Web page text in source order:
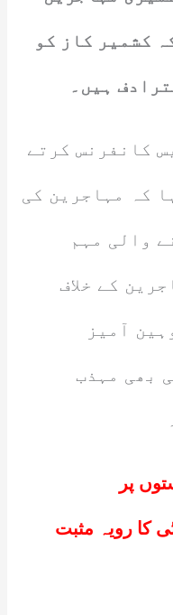
کشمیر کاز کو
ہیں۔
کانفرنس کرتے
کہ مہاجرین کی
والی مہم
کے خلاف
آمیز
بھی مہذب
پر
کا رویہ مثبت